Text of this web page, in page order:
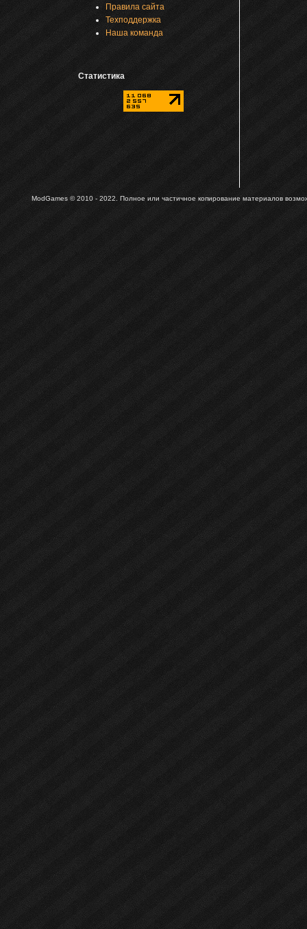
Правила сайта
Техподдержка
Наша команда
Статистика
ModGames © 2010 - 2022. Полное или частичное копирование материалов